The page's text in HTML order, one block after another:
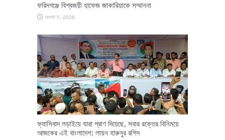
ফরিদগঞ্জে বিশ্বজয়ী হাফেজ জাকারিয়াকে সম্মাননা
আগস্ট 5, 2026
ফ্যাসিবাদ লড়াইয়ে যারা প্রাণ দিয়েছে, সবার রক্তের বিনিময়ে
আজকের এই বাংলাদেশ: লায়ন হারুনুর রশিদ